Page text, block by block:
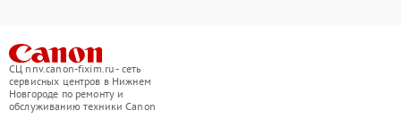
СЦ nnv.canon-fixim.ru - сеть
сервисных центров в Нижнем
Новгороде по ремонту и
обслуживанию техники Canon